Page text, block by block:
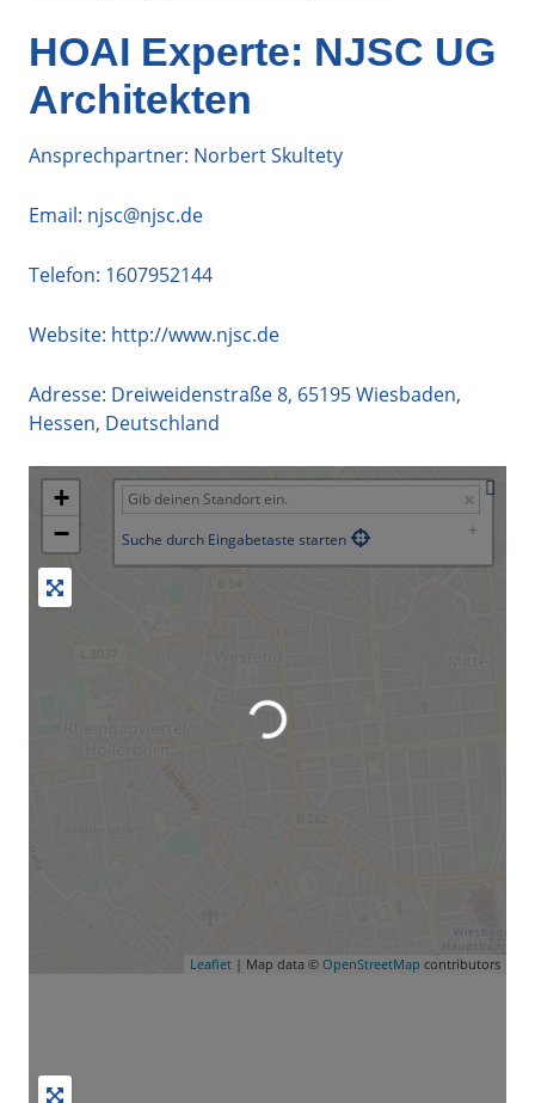
HOAI Experte: NJSC UG
Architekten
Ansprechpartner: Norbert Skultety
Email: njsc@njsc.de
Telefon: 1607952144
Website: http://www.njsc.de
Adresse: Dreiweidenstraße 8, 65195Wiesbaden,
Hessen, Deutschland
+
−
Suche durch Eingabetaste starten
Leaflet | Map data © OpenStreetMap contributors